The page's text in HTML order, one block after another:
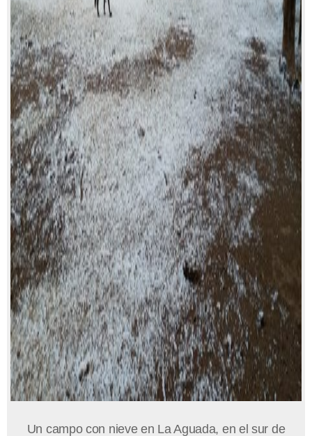
Un campo con nieve en La Aguada, en el sur de